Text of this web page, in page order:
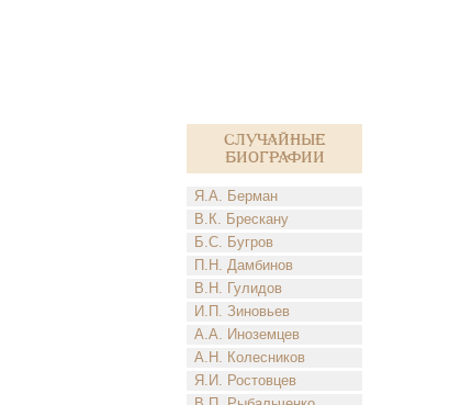
Случайные
биографии
Я.А. Берман
В.К. Брескану
Б.С. Бугров
П.Н. Дамбинов
В.Н. Гулидов
И.П. Зиновьев
А.А. Иноземцев
А.Н. Колесников
Я.И. Ростовцев